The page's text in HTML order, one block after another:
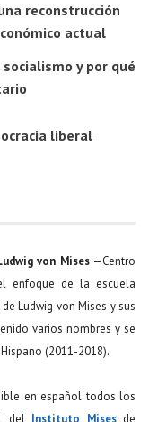
reconstrucción
actual
y por qué
liberal
von Mises—Centro
enfoque de la escuela
Ludwig von Mises y sus
varios nombres y se
(2011-2018).
en español todos los
del Instituto Misesde